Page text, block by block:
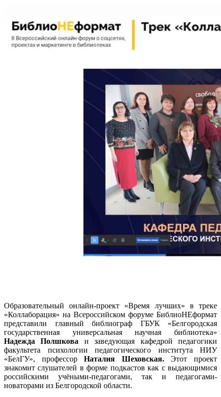
Образовательный онлайн-проект «Время лучших» в треке
«Коллаборация» на Всероссийском форуме БиблиоНЕформат
представили главный библиограф ГБУК «Белгородская
государственная универсальная научная библиотека»
Надежда Полшкова и заведующая кафедрой педагогики
факультета психологии педагогического института НИУ
«БелГУ», профессорНаталия Шеховская.Этот проект
знакомит слушателей в форме подкастов как с выдающимися
российскими учёными-педагогами, так и педагогами-
новаторами из Белгородской области.